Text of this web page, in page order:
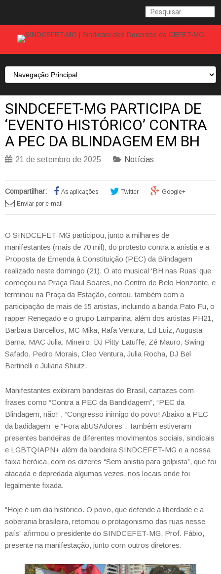
SINDCEFET-MG PARTICIPA DE
‘EVENTO HISTÓRICO’ CONTRA
A PEC DA BLINDAGEM EM BH
21 de setembro de 2025 Notícias
Compartilhar: As aplicações Twitter
Google+
Enviar por e-mail
O SINDCEFET-MG participou, junto a milhares de
manifestantes (mais de 70 mil), do protesto contra a anistia e a
Proposta de Emenda à Constituição (PEC) da Blindagem
realizado neste domingo (21). O ato musical ‘BH nas Ruas’ que
começou na Praça Raul Soares, no Centro de Belo Horizonte, e
terminou na Praça da Estação, contou, também com a
participação de mais de 15 artistas, incluindo a banda Pato Fu, o
rapper Renegado e o grupo Lamparina, além dos artistas PH21,
Barbara Barcellos, MC Mika, Rafa Ventura, Ed Luiz, Augusta
Barna, MAC Julia, Mineiro, DJ Pitty Latuffe, Zé Mauro, Swing
Safado, Pedro Morais, Cleo Ventura, Julia Rocha, DJ Bel
Bertinelli e Juliana Shiutz.
Manifestantes exibiram bandeiras do Brasil, cartazes com
frases como “Contra a PEC da Bandidagem”, “PEC da
Blindagem, não!”, “Congresso inimigo do povo! Abaixo a PEC
da badidagem” e “Fora abUSAdores”. Também estiveram
presentes bandeiras de diferentes movimentos sociais, sindicais
e LGBTQIAPN+ além da bandeira SINDCEFET-MG e a nossa
faixa heróica, com os dizeres “Sem anistia para golpista”, que foi
atacada e depredada algumas vezes, nos locais onde foi
legalmente fixada.
“Hoje é um dia histórico. O povo, que defende a liberdade e a
soberania brasileira, retomou o protagonismo das ruas nesse
país” afirmou o presidente do SINDCEFET-MG, Prof. Fábio,
presente na manifestação, junto com outros diretores.